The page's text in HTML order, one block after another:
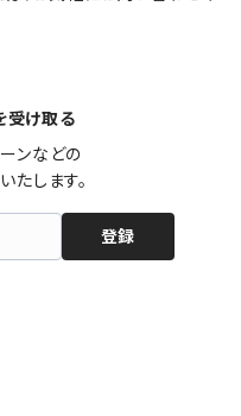
受け取る
ンなどの
たします。
登録